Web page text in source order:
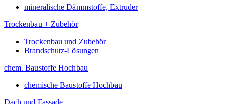
mineralische Dämmstoffe, Extruder
Trockenbau + Zubehör
Trockenbau und Zubehör
Brandschutz-Lösungen
chem. Baustoffe Hochbau
chemische Baustoffe Hochbau
Dach und Fassade